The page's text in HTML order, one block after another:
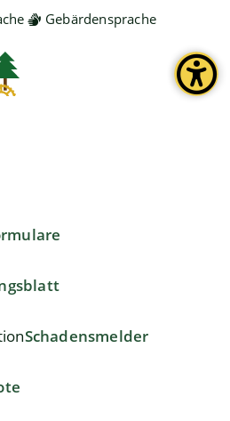
Gebärdensprache
Schadensmelder